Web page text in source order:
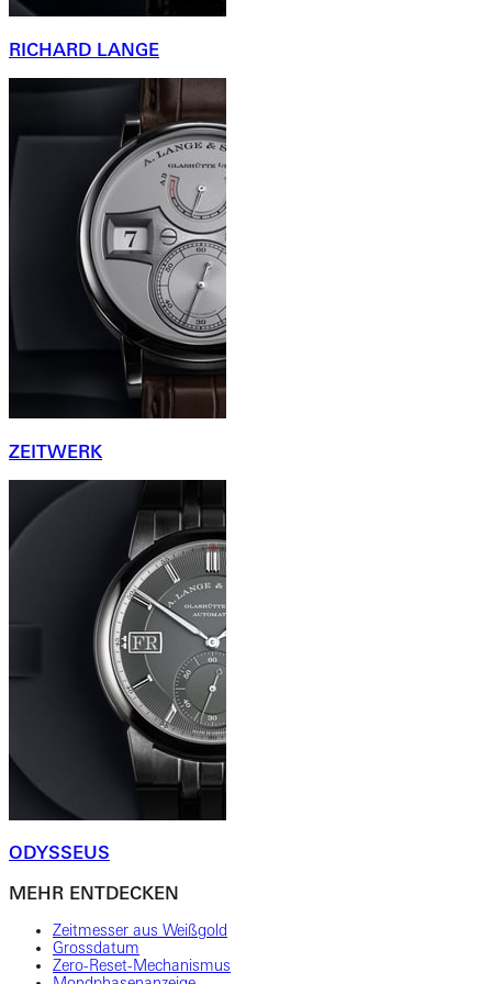
RICHARD LANGE
ZEITWERK
ODYSSEUS
MEHR ENTDECKEN
Zeitmesser aus Weißgold
Grossdatum
Zero-Reset-Mechanismus